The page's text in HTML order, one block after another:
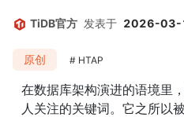
TiDB官方 发表于 2026-03-
原创 HTAP
在数据库架构演进的语境里，
人关注的关键词。它之所以